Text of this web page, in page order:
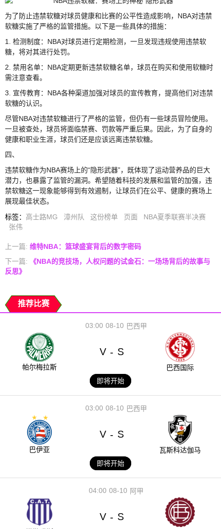
为了防止违禁软糖对球员健康和比赛的公平性造成影响，NBA对违禁
软糖实施了严格的监管措施。以下是一些具体的措施：
1. 检测制度：NBA对球员进行定期检测，一旦发现违规使用违禁软
糖，将对其进行处罚。
2. 禁用名单：NBA定期更新违禁软糖名单，球员在购买和使用软糖时
需注意查看。
3. 宣传教育：NBA各种渠道加强对球员的宣传教育，提高他们对违禁
软糖的认识。
尽管NBA对违禁软糖进行了严格的监管，但仍有一些球员冒险使用。
一旦被查处，球员将面临禁赛、罚款等严重后果。因此，为了自身的
健康和职业生涯，球员们还是应该远离违禁软糖。
四、
违禁软糖作为NBA赛场上的“隐形武器”，既体现了运动营养品的巨大
潜力，也暴露了监管的漏洞。希望随着科技的发展和监管的加强，违
禁软糖这一现象能够得到有效遏制，让球员们在公平、健康的赛场上
展现最佳状态。
标签： 高士路MG 漳州队 这份榜单 页面
NBA夏季联赛半决赛
张伟
上一篇: 维特NBA：篮球盛宴背后的数字密码
下一篇: 《NBA的竞技场，人权问题的试金石：一场场背后的故事与
反思》
推荐比赛
08-10
03:00 巴西甲
帕尔梅拉斯
V - S
巴西国际
即将开始
08-10
03:00 巴西甲
巴伊亚
V - S
瓦斯科达伽马
即将开始
08-10
04:00 阿甲
V - S